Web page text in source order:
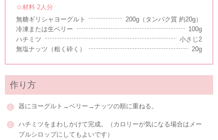
☆材料 2人分
無糖ギリシャヨーグルト
200g（タンパク質 約20g）
冷凍または生ベリー
100g
ハチミツ
小さじ2
無塩ナッツ（粗く砕く）
20g
作り方
器にヨーグルト→ベリー→ナッツの順に重ねる。
ハチミツをまわしかけて完成。（カロリーが気になる場合はメー
プルシロップにしてもよいです）